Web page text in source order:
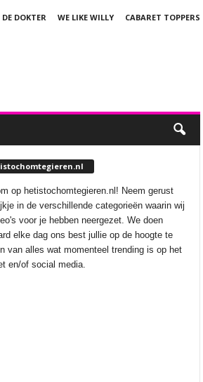
DOKTER WE LIKE WILLY
CABARET TOPPERS
op hetistochomtegieren.nl! Neem gerust
in de verschillende categorieën waarin wij
voor je hebben neergezet. We doen
elke dag ons best jullie op de hoogte te
van alles wat momenteel trending is op het
en/of social media.